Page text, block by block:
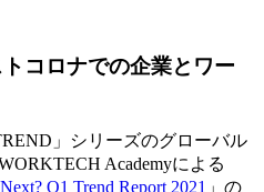
コロナでの企業とワー
」シリーズのグローバル
Academyによる
Q1 Trend Report 2021 」の